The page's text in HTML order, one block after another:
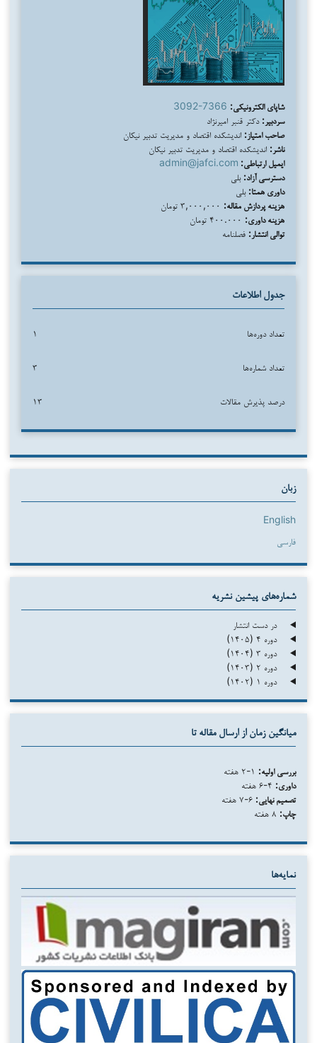
شاپای الکترونیکی: 3092-7366
سردبیر: دکتر قنبر امیرنژاد
صاحب امتیاز: اندیشکده اقتصاد و مدیریت تدبیر نیکان
ناشر: اندیشکده اقتصاد و مدیریت تدبیر نیکان
ایمیل ارتباطی: admin@jafci.com
دسترسی آزاد: بلی
داوری همتا: بلی
هزینه پردازش مقاله:
هزینه داوری:
توالی انتشار: فصلنامه
جدول اطلاعات
تعداد دوره‌ها ۱
تعداد شماره‌ها ۳
درصد پذیرش مقالات ۱۳
زبان
English
فارسی
شماره‌های پیشین نشریه
در دست انتشار
دوره ۴ (۱۴۰۵)
دوره ۳ (۱۴۰۴)
دوره ۲ (۱۴۰۳)
دوره ۱ (۱۴۰۲)
میانگین زمان از ارسال مقاله تا
بررسی اولیه:
داوری:
تصمیم نهایی:
چاپ:
نمایه‌ها